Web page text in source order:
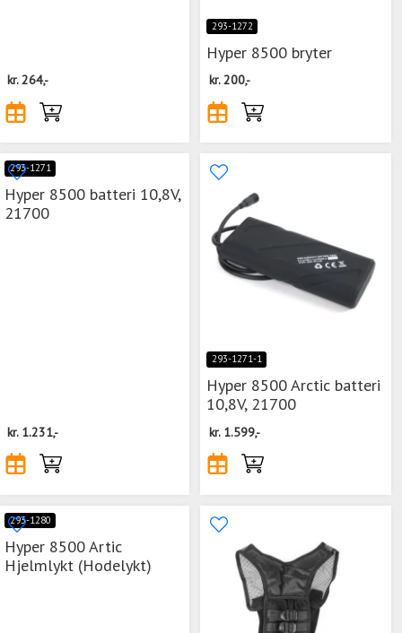
kr.264,-
293-1272
Hyper 8500 bryter
kr.200,-
293-1271
Hyper 8500 batteri 10,8V,
21700
kr. 1.231,-
293-1271-1
Hyper 8500 Arctic batteri
10,8V, 21700
kr. 1.599,-
293-1280
Hyper 8500 Artic
Hjelmlykt (Hodelykt)